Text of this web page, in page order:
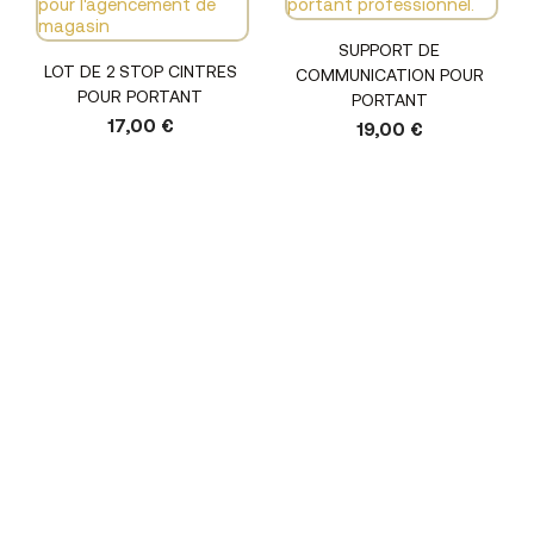
LOT DE 2 STOP CINTRES
POUR PORTANT
17,00 €
SUPPORT DE
COMMUNICATION POUR
PORTANT
19,00 €